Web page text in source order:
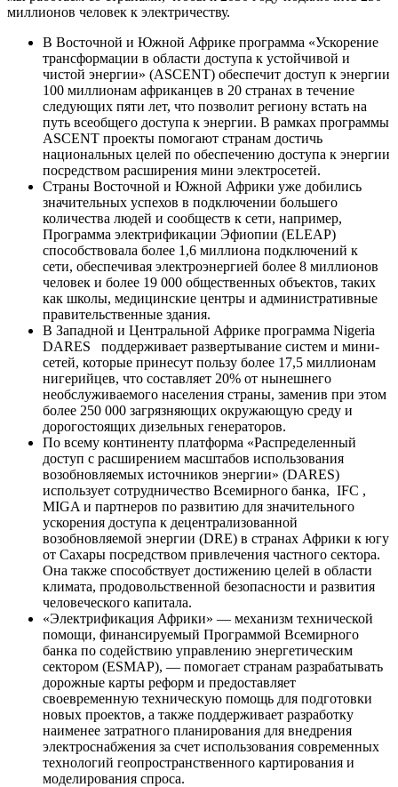
миллионов человек к электричеству.
В Восточной и Южной Африке программа «Ускорение
трансформации в области доступа к устойчивой и
чистой энергии» (ASCENT) обеспечит доступ к энергии
100 миллионам африканцев в 20 странах в течение
следующих пяти лет, что позволит региону встать на
путь всеобщего доступа к энергии. В рамках программы
ASCENT проекты помогают странам достичь
национальных целей по обеспечению доступа к энергии
посредством расширения мини электросетей.
Страны Восточной и Южной Африки уже добились
значительных успехов в подключении большего
количества людей и сообществ к сети, например,
Программа электрификации Эфиопии (ELEAP)
способствовала более 1,6 миллиона подключений к
сети, обеспечивая электроэнергией более 8 миллионов
человек и более 19 000 общественных объектов, таких
как школы, медицинские центры и административные
правительственные здания.
В Западной и Центральной Африке программа Nigeria
DARES поддерживает развертывание систем и мини-
сетей, которые принесут пользу более 17,5 миллионам
нигерийцев, что составляет 20% от нынешнего
необслуживаемого населения страны, заменив при этом
более 250 000 загрязняющих окружающую среду и
дорогостоящих дизельных генераторов.
По всему континенту платформа «Распределенный
доступ с расширением масштабов использования
возобновляемых источников энергии» (DARES)
использует сотрудничество Всемирного банка, IFC ,
MIGA и партнеров по развитию для значительного
ускорения доступа к децентрализованной
возобновляемой энергии (DRE) в странах Африки к югу
от Сахары посредством привлечения частного сектора.
Она также способствует достижению целей в области
климата, продовольственной безопасности и развития
человеческого капитала.
«Электрификация Африки» — механизм технической
помощи, финансируемый Программой Всемирного
банка по содействию управлению энергетическим
сектором (ESMAP), — помогает странам разрабатывать
дорожные карты реформ и предоставляет
своевременную техническую помощь для подготовки
новых проектов, а также поддерживает разработку
наименее затратного планирования для внедрения
электроснабжения за счет использования современных
технологий геопространственного картирования и
моделирования спроса.